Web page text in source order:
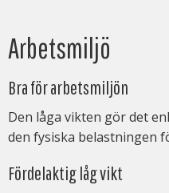
Arbetsmiljö
Bra för arbetsmiljön
Den låga vikten gör det
den fysiska belastningen
Fördelaktig låg vikt